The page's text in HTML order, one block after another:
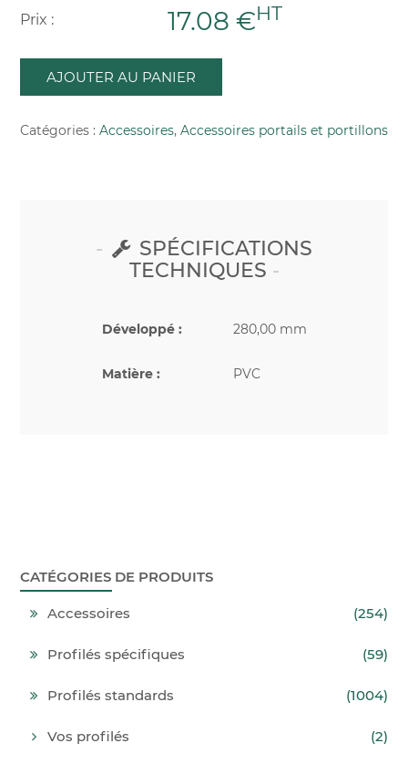
Prix : 17.08 €HT
AJOUTER AU PANIER
Catégories : Accessoires, Accessoires portails et portillons
SPÉCIFICATIONS
TECHNIQUES
Développé : 280,00 mm
Matière : PVC
CATÉGORIES DE PRODUITS
Accessoires (254)
Profilés spécifiques (59)
Profilés standards (1004)
Vos profilés (2)